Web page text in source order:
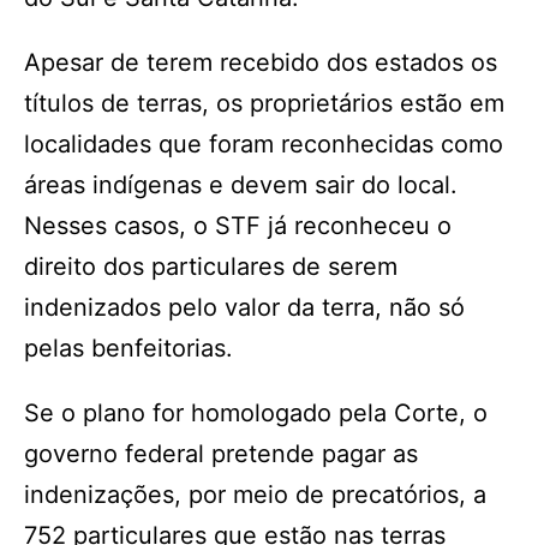
Apesar de terem recebido dos estados os
títulos de terras, os proprietários estão em
localidades que foram reconhecidas como
áreas indígenas e devem sair do local.
Nesses casos, o STF já reconheceu o
direito dos particulares de serem
indenizados pelo valor da terra, não só
pelas benfeitorias.
Se o plano for homologado pela Corte, o
governo federal pretende pagar as
indenizações, por meio de precatórios, a
752 particulares que estão nas terras